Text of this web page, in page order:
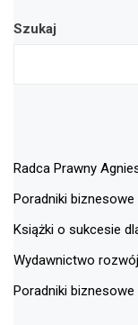
Szukaj
Radca Prawny
Poradniki
Książki o sukcesie
Wydawnictwo
Poradniki